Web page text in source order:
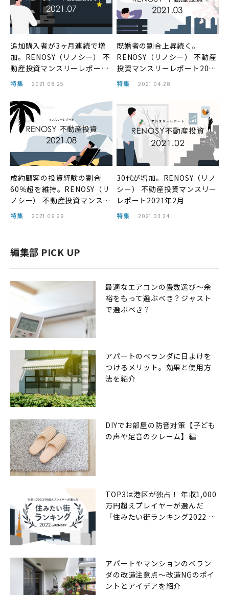
追加購入者が3ヶ月連続で増
加。RENOSY（リノシー） 不
動産投資マンスリーレポート
2021年7月
特集 2021.08.25
既婚者の割合上昇続く。
RENOSY（リノシー） 不動産
投資マンスリーレポート2021
年3月
特集 2021.04.28
成約顧客の投資経験の割合
60％超を維持。RENOSY（リ
ノシー） 不動産投資マンスリ
ーレポート2021年8月
特集 2021.09.29
30代が増加。RENOSY（リノ
シー） 不動産投資マンスリー
レポート2021年2月
特集 2021.03.24
編集部 PICK UP
最適なエアコンの畳数選び〜余
裕をもって選ぶべき？ジャスト
で選ぶべき？
アパートのベランダに日よけを
つけるメリット。効果と使用方
法を紹介
DIYでお部屋の防音対策【子ども
の声や足音のクレーム】編
TOP3は港区が独占！ 年収1,000
万円超えプレイヤーが選んだ
「住みたい街ランキング2022 by
アパートやマンションのベラン
ダの改造注意点〜改造NGのポイ
ントとアイデアを紹介